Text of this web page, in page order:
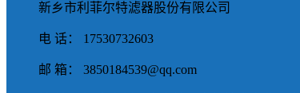
新乡市利菲尔特滤器股份有限公司
电 话： 17530732603
邮 箱： 3850184539@qq.com